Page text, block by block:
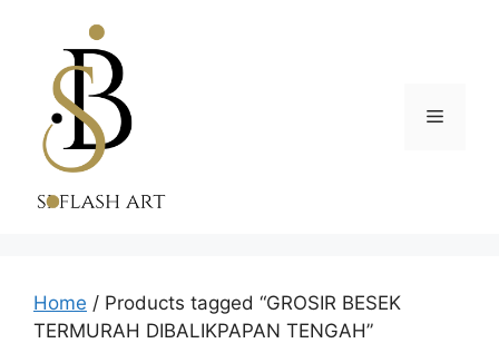
content
Menu
Home / Products tagged “GROSIR BESEK
TERMURAH DIBALIKPAPAN TENGAH”